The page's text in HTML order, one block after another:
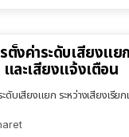
ตั้งค่าระดับเสียงแย
และเสียงแจ้งเตือน
ดับเสียงแยก ระหว่างเสียงเรีย